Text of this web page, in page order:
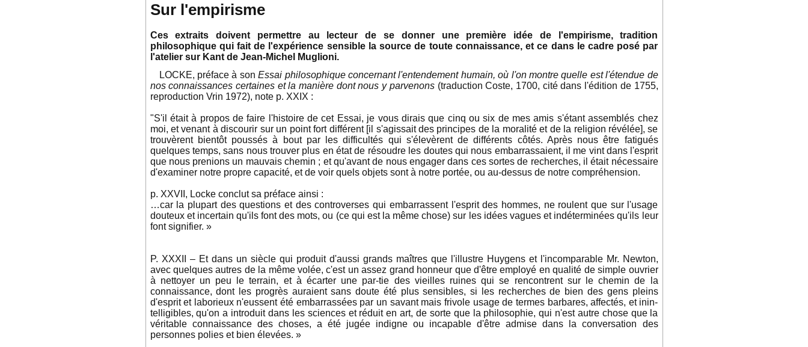
Sur l'empirisme
Ces extraits doivent permettre au lecteur de se donner une première idée de l'empirisme, tradition
philosophique qui fait de l'expérience sensible la source de toute connaissance, et ce dans le cadre posé par
l'atelier sur Kant de Jean-Michel Muglioni.
LOCKE, préface à sonEssai philosophique concernant l'entendement humain, où l'on montre quelle est l'étendue de
nos connaissances certaines et la manière dont nous y parvenons(traduction Coste, 1700, cité dans l'édition de 1755,
reproduction Vrin 1972), note p. XXIX :
"S'il était à propos de faire l'histoire de cet Essai, je vous dirais que cinq ou six de mes amis s'étant assemblés chez
moi, et venant à discourir sur un point fort différent [il s'agissait des principes de la moralité et de la religion révélée], se
trouvèrent bientôt poussés à bout par les difficultés qui s'élevèrent de différents côtés. Après nous être fatigués
quelques temps, sans nous trouver plus en état de résoudre les doutes qui nous embarrassaient, il me vint dans l'esprit
que nous prenions un mauvais chemin ; et qu'avant de nous engager dans ces sortes de recherches, il était nécessaire
d'examiner notre propre capacité, et de voir quels objets sont à notre portée, ou au-dessus de notre compréhension.
p. XXVII, Locke conclut sa préface ainsi :
…car la plupart des questions et des controverses qui embarrassent l'esprit des hommes, ne roulent que sur l'usage
douteux et incertain qu'ils font des mots, ou (ce qui est la même chose) sur les idées vagues et indéterminées qu'ils leur
font signifier. »
P. XXXII – Et dans un siècle qui produit d'aussi grands maîtres que l'illustre Huygens et l'incomparable Mr. Newton,
avec quelques autres de la même volée, c'est un assez grand honneur que d'être employé en qualité de simple ouvrier
à nettoyer un peu le terrain, et à écarter une par-tie des vieilles ruines qui se rencontrent sur le chemin de la
connaissance, dont les progrès auraient sans doute été plus sensibles, si les recherches de bien des gens pleins
d'esprit et laborieux n'eussent été embarrassées par un savant mais frivole usage de termes barbares, affectés, et inin-
telligibles, qu'on a introduit dans les sciences et réduit en art, de sorte que la philosophie, qui n'est autre chose que la
véritable connaissance des choses, a été jugée indigne ou incapable d'être admise dans la conversation des
personnes polies et bien élevées. »